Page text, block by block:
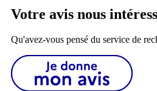
Votre avis nous
Qu'avez-vous pensé du service de